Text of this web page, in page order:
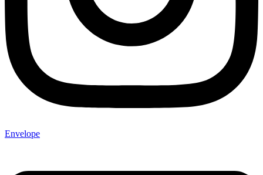
Envelope